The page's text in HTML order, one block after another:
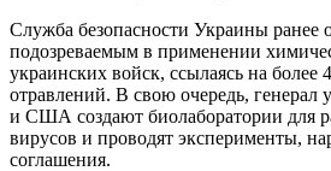
Служба безопасности Украины ранее
подозреваемым в применении
украинских войск, ссылаясь на более
отравлений. В свою очередь, генерал
и США создают биолаборатории для
вирусов и проводят эксперименты,
соглашения.